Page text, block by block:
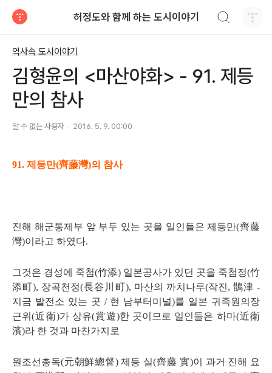
허정도와 함께 하는 도시이야기
역사속 도시이야기
김형윤의 <마산야화> - 91. 제등
만의 참사
알 수 없는 사용자 2016. 5. 9. 00:00
91. 제등만(齊藤灣)의 참사
진해 해군통제부 앞 부두 있는 곳을 일인들은 제등만(齊藤
灣)이라고 하였다.
그것은 경성에 죽첨(竹添) 일본공사가 있던 곳을 죽첨정(竹
添町), 장곡천정(長谷川町), 마산의 까치나루(작진, 鵲津-
지금 발전소 있는 곳 / 현 남부터미널)를 일본 귀족원의장
근위 (近衛)가 상유(賞遊)한 곳이므로 일인들은 하마(近衛
濱)라 한 것과 마찬가지로
원조선총독(元朝鮮總督)제등 실(齊藤 實)이 과거 진해 요